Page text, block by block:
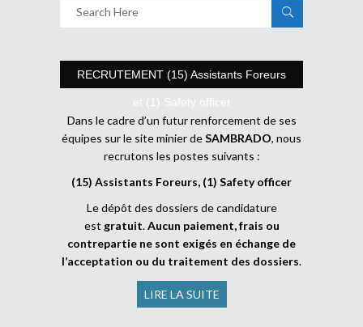
RECRUTEMENT (15) Assistants Foreurs
et (1) Safety officer
Dans le cadre d’un futur renforcement de ses
équipes sur le site minier deSAMBRADO, nous
recrutons les postes suivants :
(15) Assistants Foreurs, (1) Safety officer
Le dépôt des dossiers de candidature
est gratuit.Aucun paiement, frais ou
contrepartie ne sont exigés en échange de
l’acceptation ou du traitement des dossiers.
LIRE LA SUITE